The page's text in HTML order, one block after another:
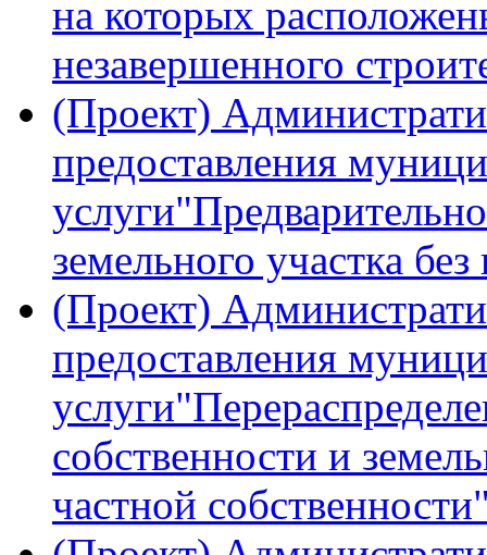
на которых
незавершенного
(Проект)
предоставления
земельного участка
(Проект)
предоставления
собственности и
частной